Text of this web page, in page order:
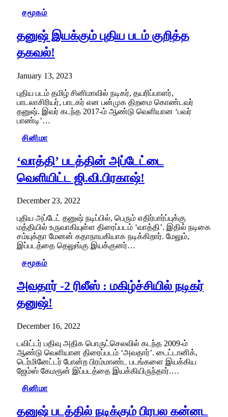
சமூகம்
தனுஷ் இயக்கும் புதிய படம் குறித்த
தகவல்!
January 13, 2023
புதிய படம் தமிழ் சினிமாவில் நடிகர், தயரிப்பாளர்,
பாடலாசிரியர், பாடகர் என பன்முக திறமை கொண்டவர்
தனுஷ். இவர் கடந்த 2017-ம் ஆண்டு வெளியான ‘பவர்
பாண்டி’…
சினிமா
‘வாத்தி’ படத்தின் அப்டேட்டை
வெளியிட்ட ஜி.வி.பிரகாஷ்!
December 23, 2022
புதிய அப்டேட் தனுஷ் நடிப்பில், பெரும் எதிர்பார்ப்புக்கு
மத்தியில் உருவாகியுள்ள திரைப்படம் ‘வாத்தி’. இதில் நடிகை
சம்யுக்தா மேனன் கதாநாயகியாக நடிக்கிறார். மேலும்,
இப்படத்தை தெலுங்கு இயக்குனர்…
சமூகம்
அவதார் -2 ரிலீஸ் : மகிழ்ச்சியில் நடிகர்
தனுஷ்!
December 16, 2022
டவிட்டர் பதிவு அதிக பொருட்செலவில் கடந்த 2009-ம்
ஆண்டு வெளியான திரைப்படம் ‘அவதார்’. டைட்டானிக்,
டெர்மினேட்டர் போன்ற பிரம்மாண்ட படங்களை இயக்கிய
ஜேம்ஸ் கேமரூன் இப்படத்தை இயக்கியிருந்தார்.…
சினிமா
தனுஷ் படத்தில் நடிக்கும் பிரபல கன்னட